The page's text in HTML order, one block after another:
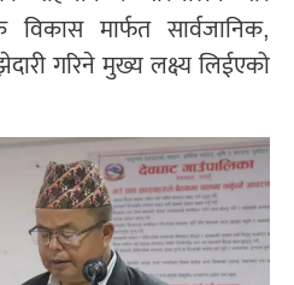
मार्फत सार्वजानिक,
गरिने मुख्य लक्ष्य लिईएको